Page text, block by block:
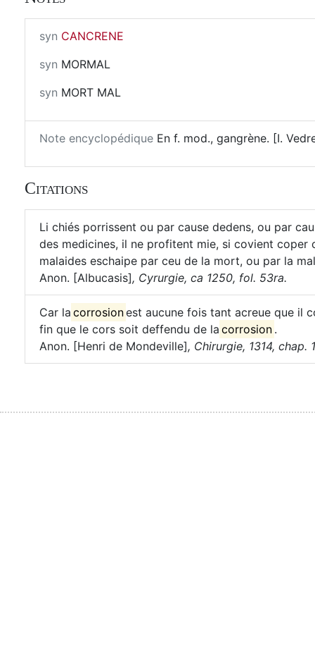
syn CANCRENE
syn MORMAL
syn MORT MAL
Note encyclopédique En f. mod., gangrène. [I.
Citations
Li chiés porrissent ou par cause dedens, ou par
des medicines, il ne profitent mie, si covient coper
malaides eschaipe par ceu de la mort, ou par la
Anon. [Albucasis], Cyrurgie, ca 1250, fol. 53ra.
Car la corrosionest aucune fois tant acreue que il
fin que le cors soit deffendu de la corrosion .
Anon. [Henri de Mondeville], Chirurgie, 1314, chap.